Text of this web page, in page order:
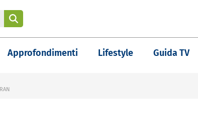
Approfondimenti Lifestyle Guida TV